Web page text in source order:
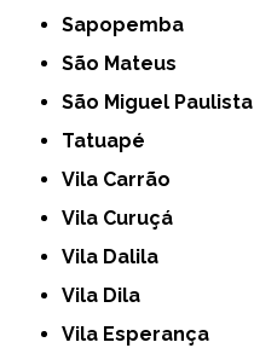
Sapopemba
São Mateus
São Miguel Paulista
Tatuapé
Vila Carrão
Vila Curuçá
Vila Dalila
Vila Dila
Vila Esperança